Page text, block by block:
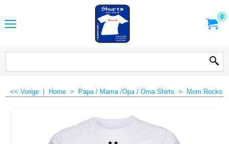
0
<< Vorige Home > Papa / Mama /Opa / Oma Shirts > Mom Rocks